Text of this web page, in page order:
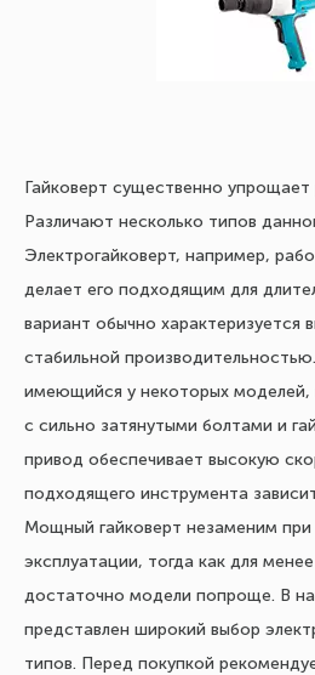
Гайковерт существенно
Различают несколько типов
Электрогайковерт, например,
делает его подходящим для
вариант обычно
стабильной
имеющийся у некоторых моделей,
с сильно затянутыми болтами и
привод обеспечивает высокую
подходящего инструмента
Мощный гайковерт незаменим при
эксплуатации, тогда как для
достаточно модели попроще. В
представлен широкий выбор
типов. Перед покупкой